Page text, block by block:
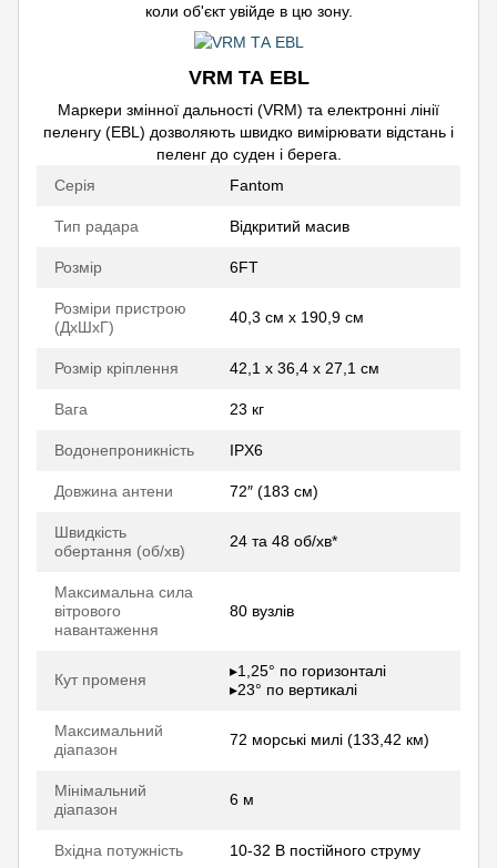
коли об'єкт увійде в цю зону.
VRM ТА EBL
Маркери змінної дальності (VRM) та електронні лінії
пеленгу (EBL) дозволяють швидко вимірювати відстань і
пеленг до суден і берега.
Серія
Fantom
Тип радара Відкритий масив
Розмір 6FT
Розміри пристрою
(ДхШхГ)
40,3 см x 190,9 см
Розмір кріплення 42,1 х 36,4 х 27,1 см
Вага 23 кг
Водонепроникність IPX6
Довжина антени 72″ (183 см)
Швидкість
обертання (об/хв)
24 та 48 об/хв*
Максимальна сила
вітрового
навантаження
80 вузлів
Кут променя
▸1,25° по горизонталі
▸23° по вертикалі
Максимальний
діапазон
72 морські милі (133,42 км)
Мінімальний
діапазон
6 м
Вхідна потужність 10-32 В постійного струму